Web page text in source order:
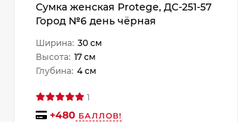
Сумка женская Protege, ДС-251-57
Город №6 день чёрная
Ширина: 30 см
Высота: 17 см
Глубина: 4 см
1
+480 БАЛЛОВ!